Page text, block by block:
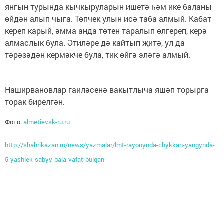
янгын турында кычкыруларын ишетә һәм ике баланы
өйдән алып чыга. Төпчек улын исә таба алмый. Кабат
кереп карый, әмма анда төтен таралып өлгереп, керә
алмаслык була. Әтиләре дә кайтып җитә, ул да
тәрәзәдән кермәкче була, тик өйгә эләгә алмый.
Наширвановлар гаиләсенә вакытлыча яшәп торырга
торак бирелгән.
Фото:almetievsk-ru.ru
http://shahrikazan.ru/news/yazmalar/lmt-rayonynda-chykkan-yangynda-
5-yashlek-sabyy-bala-vafat-bulgan